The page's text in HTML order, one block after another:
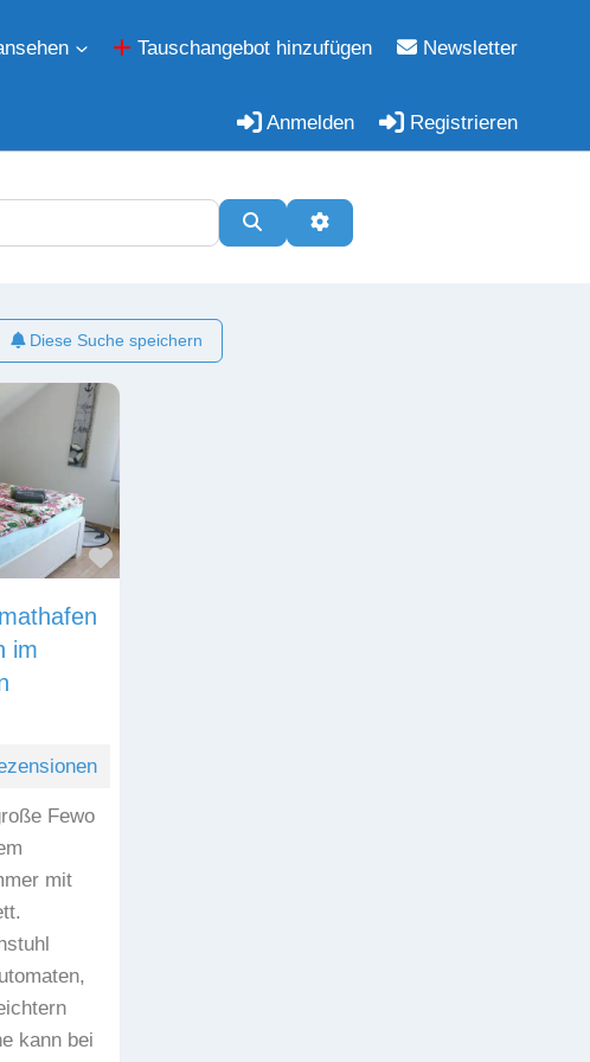
Tauschangebot hinzufügen Newsletter
Anmelden Registrieren
SuchenErweiterte Filter
Diese Suche speichern
Favorit
im
Fewo
mit
kann bei